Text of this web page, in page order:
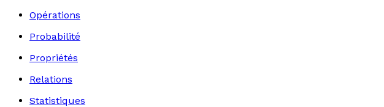
Opérations
Probabilité
Propriétés
Relations
Statistiques